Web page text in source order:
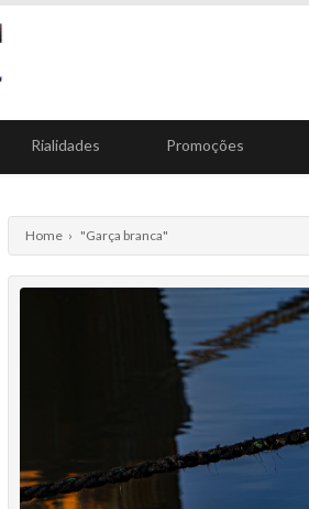
Rialidades Promoções
Home › "Garça branca"